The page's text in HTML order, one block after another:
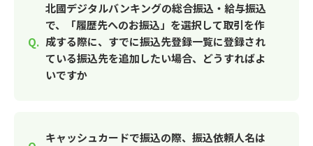
北國デジタルバンキングの総合振込・給与振込
で、「履歴先へのお振込」を選択して取引を作
成する際に、すでに振込先登録一覧に登録され
ている振込先を追加したい場合、どうすればよ
いですか
キャッシュカードで振込の際、振込依頼人名は